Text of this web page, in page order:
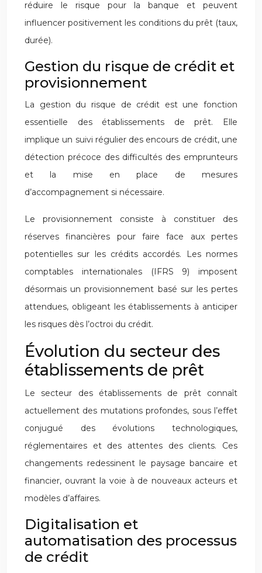
réduire le risque pour la banque et peuvent
influencer positivement les conditions du prêt (taux,
durée).
Gestion du risque de crédit et
provisionnement
La gestion du risque de crédit est une fonction
essentielle des établissements de prêt. Elle
implique un suivi régulier des encours de crédit, une
détection précoce des difficultés des emprunteurs
et la mise en place de mesures
d’accompagnement si nécessaire.
Le provisionnement consiste à constituer des
réserves financières pour faire face aux pertes
potentielles sur les crédits accordés. Les normes
comptables internationales (IFRS 9) imposent
désormais un provisionnement basé sur les pertes
attendues, obligeant les établissements à anticiper
les risques dès l’octroi du crédit.
Évolution du secteur des
établissements de prêt
Le secteur des établissements de prêt connaît
actuellement des mutations profondes, sous l’effet
conjugué des évolutions technologiques,
réglementaires et des attentes des clients. Ces
changements redessinent le paysage bancaire et
financier, ouvrant la voie à de nouveaux acteurs et
modèles d’affaires.
Digitalisation et
automatisation des processus
de crédit